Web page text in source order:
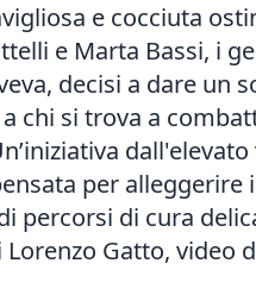
e cocciuta
e Marta Bassi, i
decisi a dare un
chi si trova a
per alleggerire
percorsi di cura
Lorenzo Gatto, video